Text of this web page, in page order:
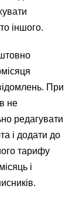
іншого.
При
не
редагувати
і додати до
тарифу
і